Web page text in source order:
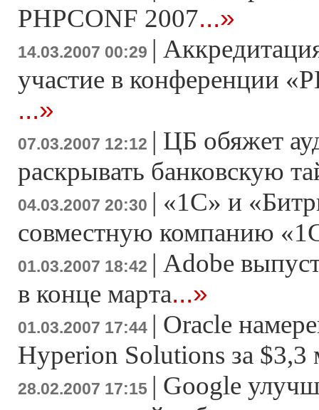
PHPCONF 2007...»
14.03.2007 00:29 |
участие в конференции
...»
07.03.2007 12:12 | ЦБ обяжет
раскрывать банковскую
04.03.2007 20:30 | «1С» и
совместную компанию
01.03.2007 18:42 | Adobe
в конце марта...»
01.03.2007 17:44 | Oracle
Hyperion Solutions за
28.02.2007 17:15 | Google